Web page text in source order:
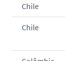
Chile
Chile